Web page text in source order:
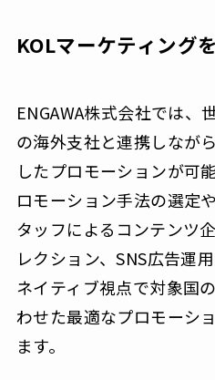
KOLマーケティング
ENGAWA株式会社では、
の海外支社と連携しなが
したプロモーションが可
ロモーション手法の選定
タッフによるコンテンツ
レクション、SNS広告運
ネイティブ視点で対象国
わせた最適なプロモーシ
ます。